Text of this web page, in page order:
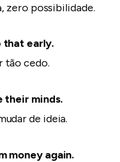
zero possibilidade.
that early.
tão cedo.
their minds.
de ideia.
money again.